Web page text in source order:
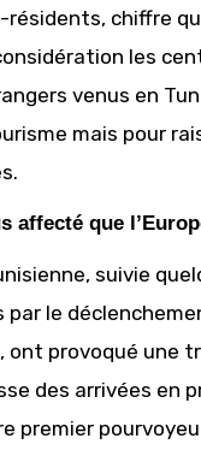
résidents, chiffre
les
venus en
mais pour
affecté que
suivie
par le
ont provoqué une
des arrivées en
premier